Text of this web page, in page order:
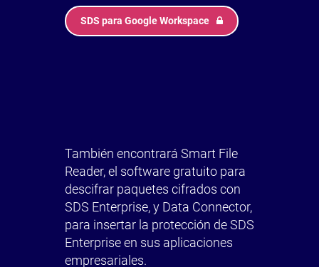
SDS para Google Workspace
También encontrará Smart File
Reader, el software gratuito para
descifrar paquetes cifrados con
SDS Enterprise, y Data Connector,
para insertar la protección de SDS
Enterprise en sus aplicaciones
empresariales.